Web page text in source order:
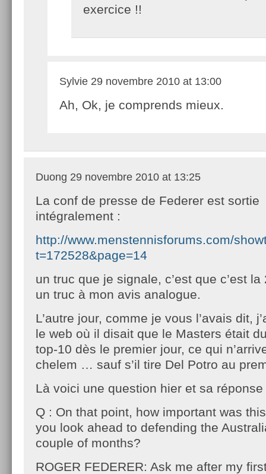
exercice !!
Sylvie 29 novembre 2010 at 13:00
Ah, Ok, je comprends mieux.
Duong 29 novembre 2010 at 13:25
La conf de presse de Federer est sortie
intégralement :
http://www.menstennisforums.com/
t=172528&page=14
un truc que je signale, c’est que c’est la
un truc à mon avis analogue.
L’autre jour, comme je vous l’avais dit,
le web où il disait que le Masters était
top-10 dès le premier jour, ce qui
chelem … sauf s’il tire Del Potro au
Là voici une question hier et sa réponse
Q : On that point, how important was
you look ahead to defending the
couple of months?
ROGER FEDERER: Ask me after my